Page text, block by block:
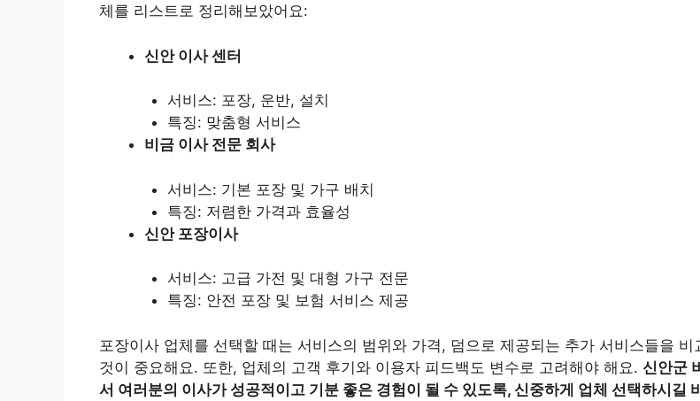
체를 리스트로 정리해보았어요:
신안 이사 센터
서비스: 포장, 운반, 설치
특징: 맞춤형 서비스
비금 이사 전문 회사
서비스: 기본 포장 및 가구 배치
특징: 저렴한 가격과 효율성
신안 포장이사
서비스: 고급 가전 및 대형 가구 전문
특징: 안전 포장 및 보험 서비스 제공
포장이사 업체를 선택할 때는 서비스의 범위와 가격, 덤으로 제공되는 추가 서비스들을 비
것이 중요해요. 또한, 업체의 고객 후기와 이용자 피드백도 변수로 고려해야 해요. 신안군
서 여러분의 이사가 성공적이고 기분 좋은 경험이 될 수 있도록, 신중하게 업체 선택하시길